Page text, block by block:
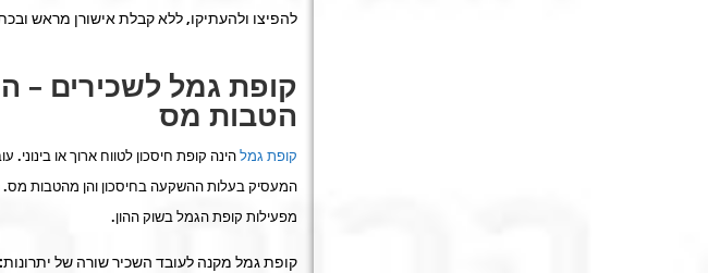
להפיצו ולהעתיקו, ללא קבלת אישורן מראש
קופת גמל לשכירים –
הטבות מס
קופת גמלהינה קופת חיסכון לטווח ארוך או
המעסיק בעלות ההשקעה בחיסכון והן מהטבות מס.
מפעילות קופת הגמל בשוק ההון.
קופת גמל מקנה לעובד השכיר שורה של יתרונות: